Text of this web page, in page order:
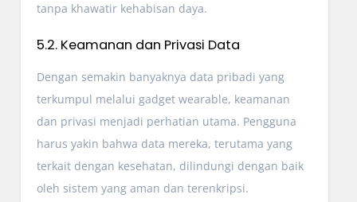
tanpa khawatir kehabisan daya.
5.2. Keamanan dan Privasi Data
Dengan semakin banyaknya data pribadi yang
terkumpul melalui gadget wearable, keamanan
dan privasi menjadi perhatian utama. Pengguna
harus yakin bahwa data mereka, terutama yang
terkait dengan kesehatan, dilindungi dengan baik
oleh sistem yang aman dan terenkripsi.